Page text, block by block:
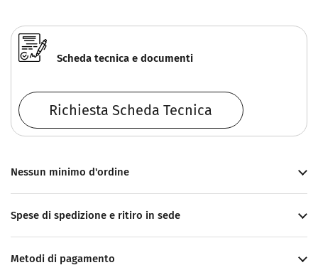
Scheda tecnica e documenti
Richiesta Scheda Tecnica
Nessun minimo d'ordine
Spese di spedizione e ritiro in sede
Metodi di pagamento